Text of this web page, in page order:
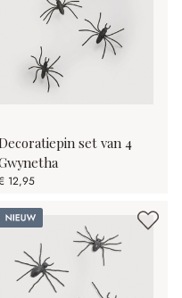
set van 4
12,95